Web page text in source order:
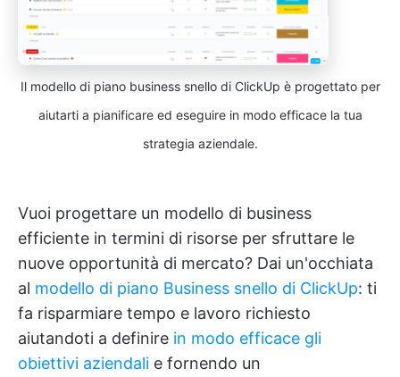
Il modello di piano business snello di ClickUp è progettato per
aiutarti a pianificare ed eseguire in modo efficace la tua
strategia aziendale.
Vuoi progettare un modello di business
efficiente in termini di risorse per sfruttare le
nuove opportunità di mercato? Dai un'occhiata
al modello di piano Business snello di ClickUp: ti
fa risparmiare tempo e lavoro richiesto
aiutandoti a definire in modo efficace gli
obiettivi aziendali e fornendo un